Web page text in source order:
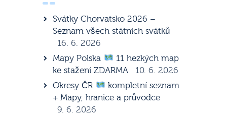
Svátky Chorvatsko 2026 –
Seznam všech státních svátků
16. 6. 2026
Mapy Polska
11 hezkých map
ke stažení ZDARMA
10. 6. 2026
Okresy ČR
kompletní seznam
+ Mapy, hranice a průvodce
9. 6. 2026